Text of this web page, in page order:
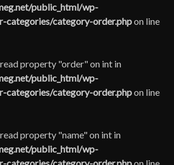
public_html/wp-
categories/category-order.phpon line
property "order" on int in
public_html/wp-
categories/category-order.phpon line
property "name" on int in
public_html/wp-
categories/category-order.phpon line